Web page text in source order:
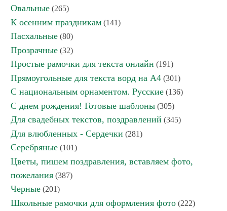
Овальные (265)
К осенним праздникам (141)
Пасхальные (80)
Прозрачные (32)
Простые рамочки для текста онлайн (191)
Прямоугольные для текста ворд на А4 (301)
С национальным орнаментом. Русские (136)
С днем рождения! Готовые шаблоны (305)
Для свадебных текстов, поздравлений (345)
Для влюбленных - Сердечки (281)
Серебряные (101)
Цветы, пишем поздравления, вставляем фото,
пожелания (387)
Черные (201)
Школьные рамочки для оформления фото (222)